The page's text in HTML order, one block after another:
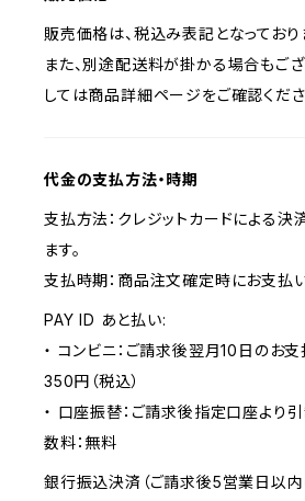
販売価格は、税込み表記となっており
また、別途配送料が掛かる場合もご
しては商品詳細ページをご確認くださ
代金の支払方法・時期
支払方法：クレジットカードによる
ます。
支払時期：商品注文確定時にお支払
PAY ID あと払い:
・ コンビニ：ご請求後翌月10日のお支
350円（税込）
・ 口座振替：ご請求後指定口座より
数料：無料
銀行振込決済（ご請求後5営業日以内